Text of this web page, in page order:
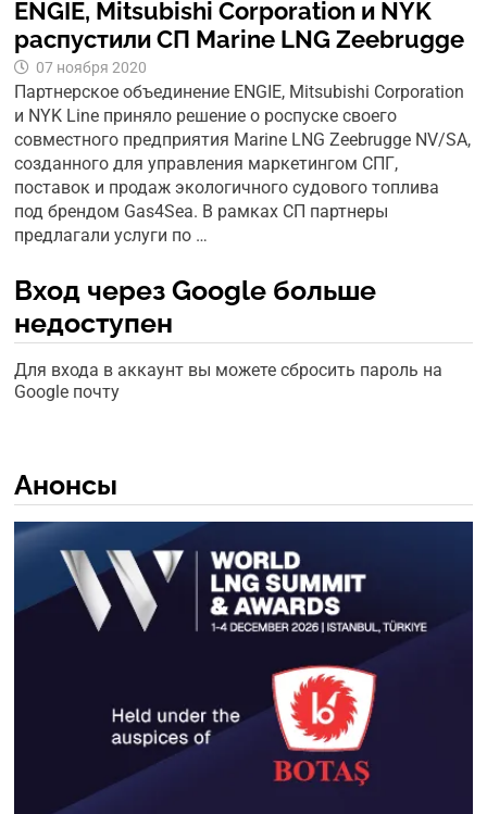
ENGIE, Mitsubishi Corporation и NYK
распустили СП Marine LNG Zeebrugge
07 ноября 2020
Партнерское объединение ENGIE, Mitsubishi Corporation
и NYK Line приняло решение о роспуске своего
совместного предприятия Marine LNG Zeebrugge NV/SA,
созданного для управления маркетингом СПГ,
поставок и продаж экологичного судового топлива
под брендом Gas4Sea. В рамках СП партнеры
предлагали услуги по …
Вход через Google больше
недоступен
Для входа в аккаунт вы можете сбросить пароль на
Google почту
Анонсы